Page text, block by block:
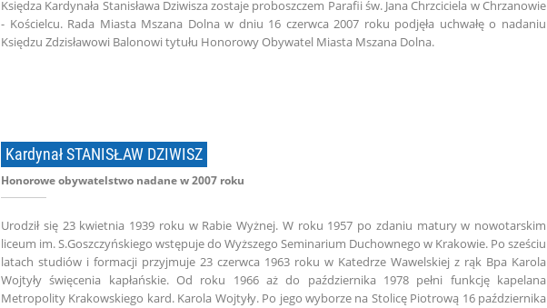
Księdza Kardynała Stanisława Dziwisza zostaje proboszczem Parafii św. Jana Chrzciciela w Chrzanowie
- Kościelcu. Rada Miasta Mszana Dolna w dniu 16 czerwca 2007 roku podjęła uchwałę o nadaniu
Księdzu Zdzisławowi Balonowi tytułu Honorowy Obywatel Miasta Mszana Dolna.
Kardynał STANISŁAW DZIWISZ
Honorowe obywatelstwo nadane w 2007 roku
Urodził się 23 kwietnia 1939 roku w Rabie Wyżnej. W roku 1957 po zdaniu matury w nowotarskim
liceum im. S.Goszczyńskiego wstępuje do Wyższego Seminarium Duchownego w Krakowie. Po sześciu
latach studiów i formacji przyjmuje 23 czerwca 1963 roku w Katedrze Wawelskiej z rąk Bpa Karola
Wojtyły święcenia kapłańskie. Od roku 1966 aż do października 1978 pełni funkcję kapelana
Metropolity Krakowskiego kard. Karola Wojtyły. Po jego wyborze na Stolicę Piotrową 16 października